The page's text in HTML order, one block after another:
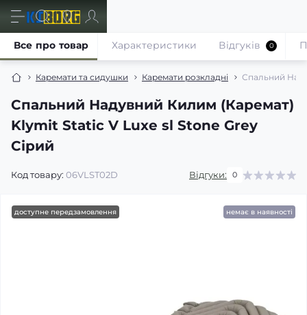
Каремати та сидушки Каремати розкладні Спальний
Спальний Надувний Килим (Каремат)
Klymit Static V Luxe sl Stone Grey
Сірий
Код товару: 06VLST02D Відгуки: 0
Все про товар Характеристики Відгуків 0
доступне передзамовлення немає в наявності